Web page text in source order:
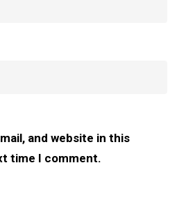
and website in this
time I comment.